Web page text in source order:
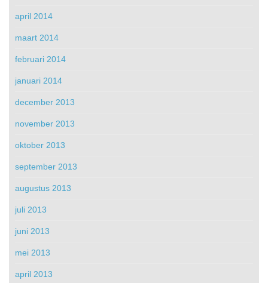
april 2014
maart 2014
februari 2014
januari 2014
december 2013
november 2013
oktober 2013
september 2013
augustus 2013
juli 2013
juni 2013
mei 2013
april 2013